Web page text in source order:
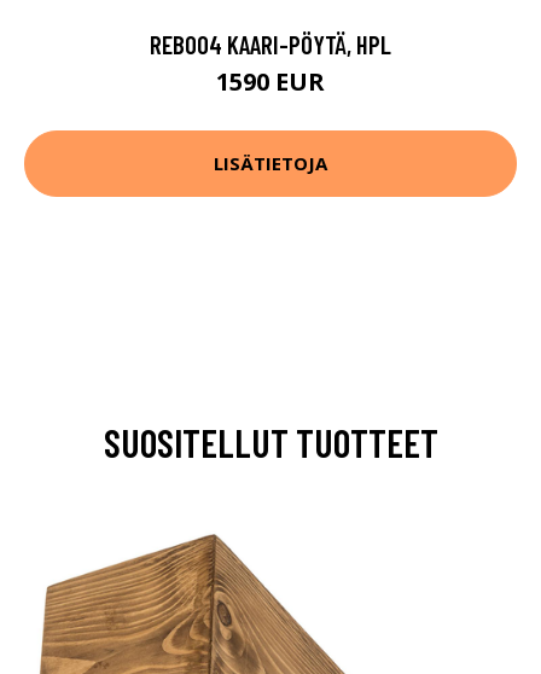
REB004 KAARI-PÖYTÄ, HPL
1590 EUR
LISÄTIETOJA
SUOSITELLUT TUOTTEET